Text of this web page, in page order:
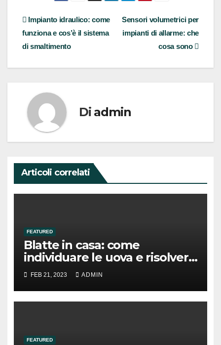
Navigazione
articoli
Sensori volumetrici per
impianti di allarme: che
cosa sono
Impianto idraulico: come
funziona e cos’è il sistema
di smaltimento
Di admin
Articoli correlati
FEATURED
Blatte in casa: come
individuare le uova e risolvere
il problema
FEB 21, 2023 ADMIN
FEATURED